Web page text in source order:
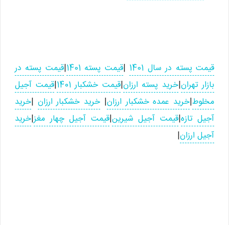
قیمت پسته در سال 1401 |قیمت پسته 1401 |قیمت پسته در
بازار تهران|خرید پسته ارزان|قیمت خشکبار 1401 |قیمت آجیل
مخلوط|خرید عمده خشکبار ارزان| خرید خشکبار ارزان |خرید
آجیل تازه|قیمت آجیل شیرین|قیمت آجیل چهار مغز|خرید
آجیل ارزان|